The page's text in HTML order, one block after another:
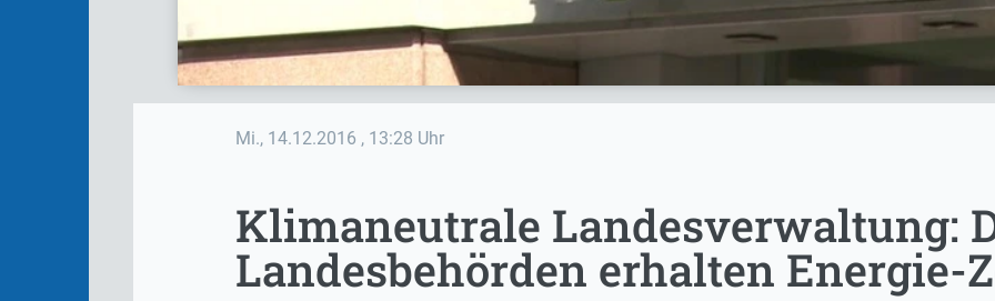
Mi., 14.12.2016 , 13:28 Uhr
Klimaneutrale Landesverwaltung:
Landesbehörden erhalten